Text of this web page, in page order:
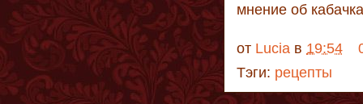
мнение об
от Lucia в 19:54
Тэги: рецепты